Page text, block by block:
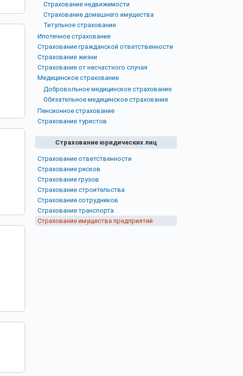
Страхование недвижимости
Страхование домашнего имущества
Титульное страхование
Ипотечное страхование
Страхование гражданской ответственности
Страхование жизни
Страхование от несчастного случая
Медицинское страхование
Добровольное медицинское страхование
Обязательное медицинское страхование
Пенсионное страхование
Страхование туристов
Страхование юридических лиц
Страхование ответственности
Страхование рисков
Страхование грузов
Страхование строительства
Страхование сотрудников
Страхование транспорта
Страхование имущества предприятий